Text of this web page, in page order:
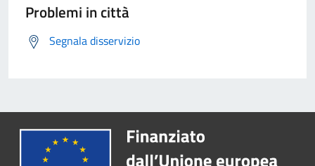
Problemi in città
Segnala disservizio